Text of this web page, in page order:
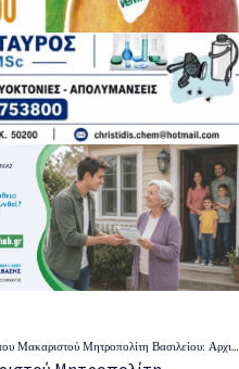
Μητροπολίτη Βασιλείου: Αρχιερατική Θεία Λειτουργία και Ενταφιασμός